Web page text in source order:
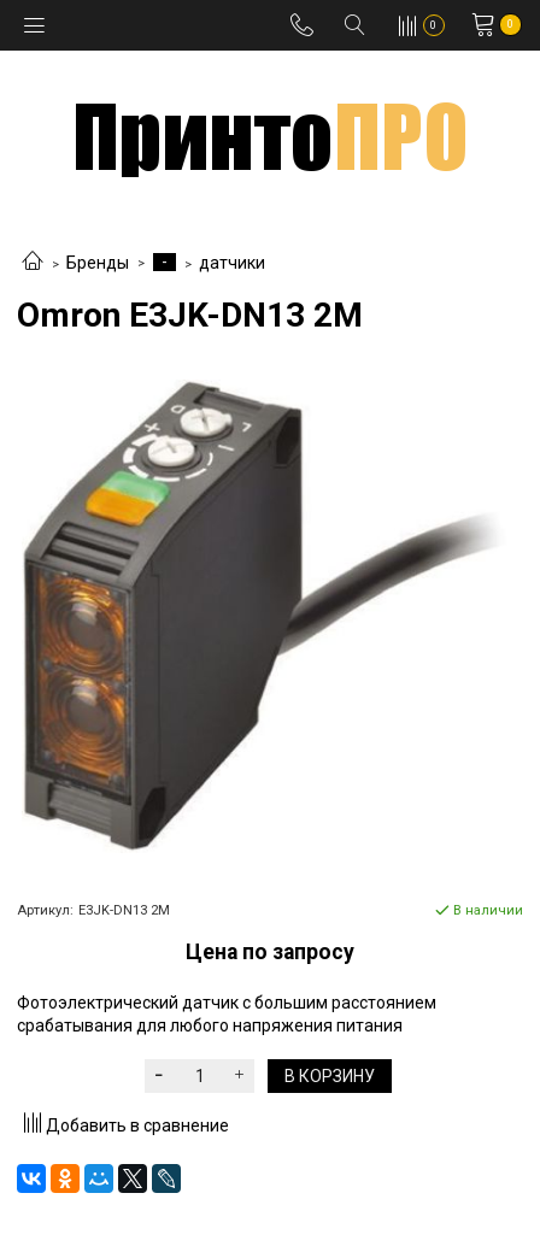
0 0
Бренды - датчики
Omron E3JK-DN13 2M
Артикул: E3JK-DN13 2M В наличии
Цена по запросу
Фотоэлектрический датчик с большим расстоянием
срабатывания для любого напряжения питания
В КОРЗИНУ
Добавить в сравнение